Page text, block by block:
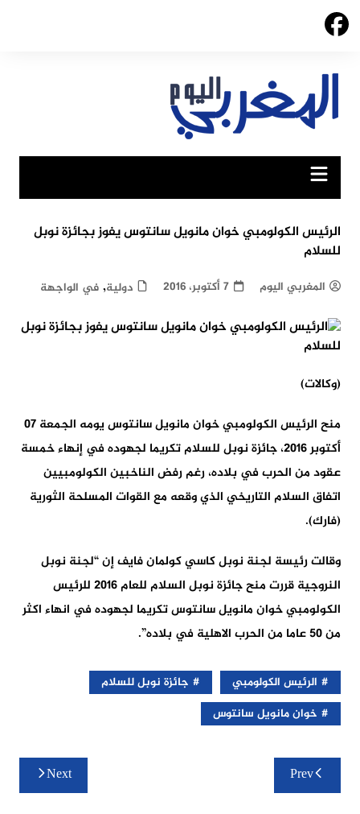
Skip
الرئيس الكولومبي خوان مانويل سانتوس يفوز بجائزة نوبل
للسلام
المغربي اليوم 7 أكتوبر، 2016 دولية, في الواجهة
(وكالات)
منح الرئيس الكولومبي خوان مانويل سانتوس يومه الجمعة 07
أكتوبر 2016، جائزة نوبل للسلام تكريما لجهوده في إنهاء خمسة
عقود من الحرب في بلاده، رغم رفض الناخبين الكولومبيين
اتفاق السلام التاريخي الذي وقعه مع القوات المسلحة الثورية
(فارك).
وقالت رئيسة لجنة نوبل كاسي كولمان فايف إن “لجنة نوبل
النروجية قررت منح جائزة نوبل السلام للعام 2016 للرئيس
الكولومبي خوان مانويل سانتوس تكريما لجهوده في انهاء اكثر
من 50 عاما من الحرب الاهلية في بلاده”.
الرئيس الكولومبي
جائزة نوبل للسلام
خوان مانويل سانتوس
تصفّح
المقالات
Prev
Next